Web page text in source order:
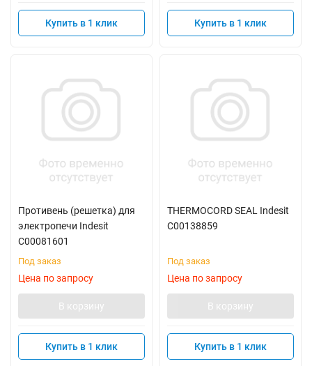
Купить в 1 клик Купить в 1 клик
Противень (решетка) для
электропечи Indesit
C00081601
Под заказ
Цена по запросу
В корзину
Купить в 1 клик
THERMOCORD SEAL Indesit
C00138859
Под заказ
Цена по запросу
В корзину
Купить в 1 клик